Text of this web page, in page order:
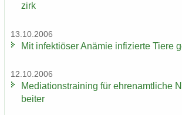
zirk
13.10.2006
Mit in­fek­tiö­ser An­ämie in­fi­zier­te Tiere
12.10.2006
Me­dia­ti­ons­trai­ning für eh­ren­amt­li­che
bei­ter